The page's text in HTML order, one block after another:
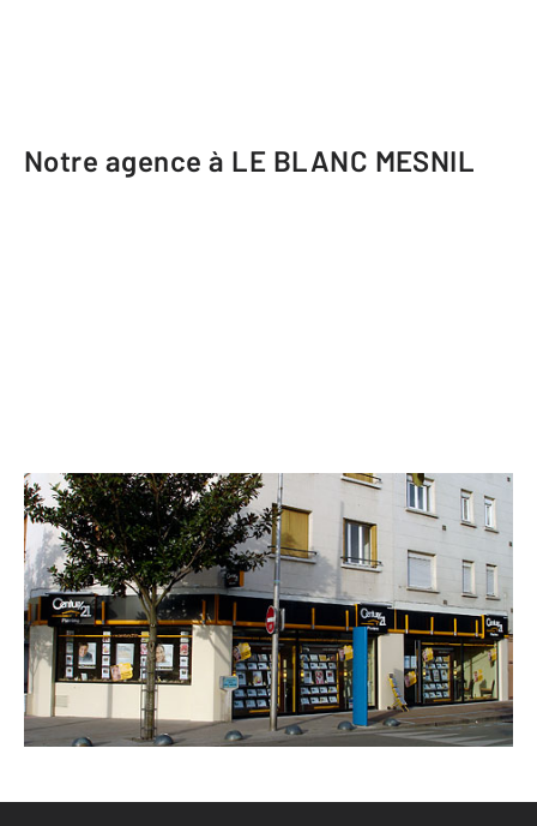
Notre agence à LE BLANC MESNIL
CENTURY 21 Pierrimo
32-34 avenue Pierre et Marie Curie
LE BLANC MESNIL - 93150
Envoyer un message
Téléphoner à l'agence